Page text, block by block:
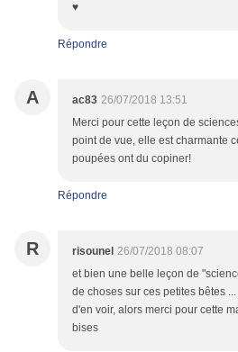
♥
Répondre
A ac83 26/07/2018 13:51
Merci pour cette leçon de
point de vue, elle est charmante
poupées ont du copiner!
Répondre
R risounel 26/07/2018 08:07
et bien une belle leçon de
de choses sur ces petites bêtes
d'en voir, alors merci pour cette
bises